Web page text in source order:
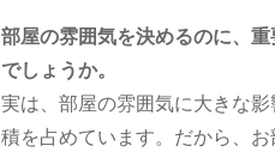
部屋の雰囲気を決めるのに、
でしょうか。
実は、部屋の雰囲気に大きな
積を占めています。だから、